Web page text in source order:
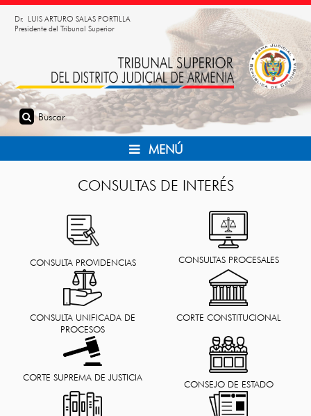
Dr. LUIS ARTURO SALAS PORTILLA
Presidente del Tribunal Superior
MENÚ
CONSULTAS DE INTERÉS
CONSULTA PROVIDENCIAS CONSULTAS PROCESALES
CONSULTA UNIFICADA DE
PROCESOS
CORTE CONSTITUCIONAL
CORTE SUPREMA DE JUSTICIA
CONSEJO DE ESTADO